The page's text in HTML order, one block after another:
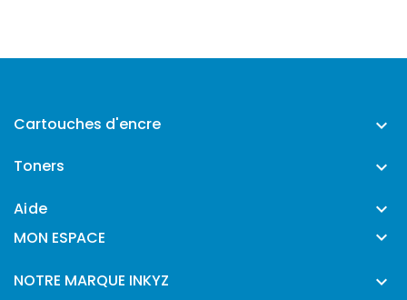
Cartouches d'encre 
Toners 
Aide 
MON ESPACE 
NOTRE MARQUE INKYZ 